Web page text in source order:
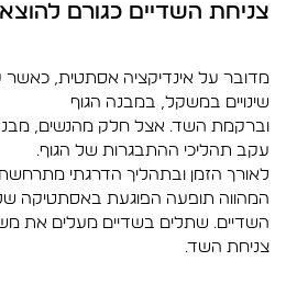
צניחת השדיים כגורם
מדובר על אינדיקציה אסתטית, כאשר
שינויים במשקל, במבנה הגוף
וברקמת השד. אצל חלק מהנשים, מבנה
עקב תהליכי ההתבגרות של הגוף.
לאורך הזמן ובתהליך הדרגתי
המהווה תופעה הפוגעת באסתטיקה
השדיים. שתלים בשדיים מעלים את
צניחת השד.